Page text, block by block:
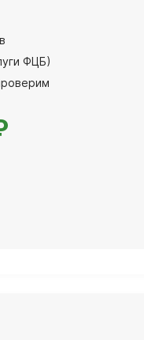
ФЦБ)